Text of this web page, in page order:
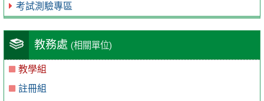
考試測驗專區
教務處 (相關單位)
教學組
註冊組